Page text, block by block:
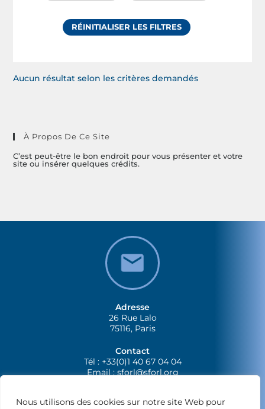
Nous utilisons des cookies sur notre site Web pour
RÉINITIALISER LES FILTRES
Aucun résultat selon les critères demandés
À Propos De Ce Site
C’est peut-être le bon endroit pour vous présenter et votre
site ou insérer quelques crédits.
Adresse
26 Rue Lalo
75116, Paris
Contact
Tél : +33(0)1 40 67 04 04
Email :sforl@sforl.org